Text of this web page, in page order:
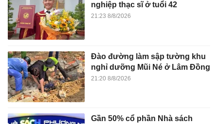
nghiệp thạc sĩ ở tuổi 42
21:23 8/8/2026
Đào đường làm sập tường khu
nghỉ dưỡng Mũi Né ở Lâm Đồng
21:20 8/8/2026
Gần 50% cổ phần Nhà sách